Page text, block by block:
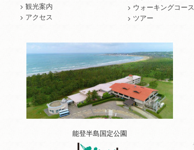
観光案内
アクセス
ウォーキングコース
ツアー
能登半島国定公園